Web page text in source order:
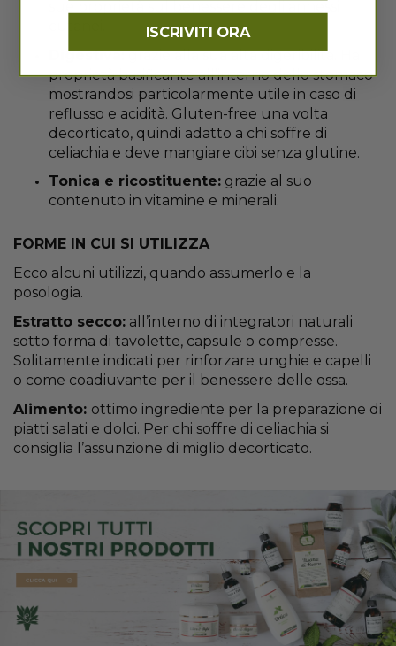
sue proprietà sul benessere degli annessi
Digestiva:grazie alla sua alta digeribilità. Ha
proprietà basificante all’interno dello stomaco
mostrandosi particolarmente utile in caso di
reflusso e acidità. Gluten-free una volta
decorticato, quindi adatto a chi soffre di
celiachia e deve mangiare cibi senza glutine.
Tonica e ricostituente: grazie al suo
contenuto in vitamine e minerali.
FORME IN CUI SI UTILIZZA
Ecco alcuni utilizzi, quando assumerlo e la
posologia.
Estratto secco: all’interno di integratori naturali
sotto forma di tavolette, capsule o compresse.
Solitamente indicati per rinforzare unghie e capelli
o come coadiuvante per il benessere delle ossa.
Alimento: ottimo ingrediente per la preparazione di
piatti salati e dolci. Per chi soffre di celiachia si
consiglia l’assunzione di miglio decorticato.
ISCRIVITI ORA